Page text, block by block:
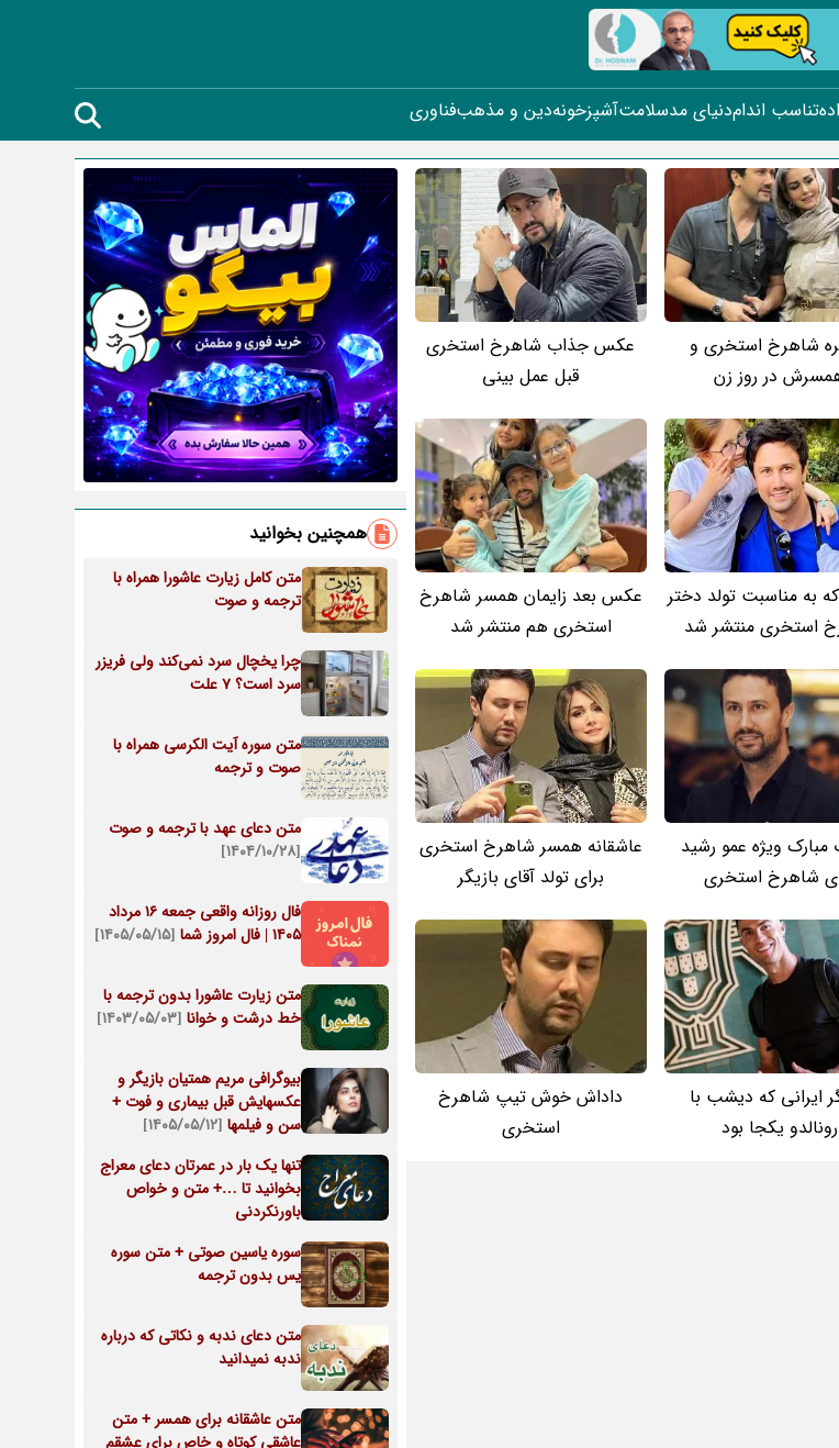
تناسب اندامدنیای مدسلامتآشپزخونهدین و مذهبفناوری
شاهرخ استخری و
در روز زن
عکس جذاب شاهرخ استخری
قبل عمل بینی
به مناسبت تولد دختر
استخری منتشر شد
عکس بعد زایمان همسر شاهرخ
استخری هم منتشر شد
مبارک ویژه عمو رشید
شاهرخ استخری
عاشقانه همسر شاهرخ استخری
برای تولد آقای بازیگر
ایرانی که دیشب با
رونالدو یکجا بود
داداش خوش تیپ شاهرخ
استخری
همچنین بخوانید
متن کامل زیارت عاشورا همراه با
ترجمه و صوت
چرا یخچال سرد نمی‌کند ولی فریزر
سرد است؟ 7 علت
متن سوره آیت الکرسی همراه با
صوت و ترجمه
متن دعای عهد با ترجمه و صوت
[۱۴۰۴/۱۰/۲۸]
فال روزانه واقعی جمعه ۱۶ مرداد
۱۴۰۵ | فال امروز شما
[۱۴۰۵/۰۵/۱۵]
متن زیارت عاشورا بدون ترجمه با
خط درشت و خوانا [۱۴۰۳/۰۵/۰۳]
بیوگرافی مریم همتیان بازیگر و
عکسهایش قبل بیماری و فوت +
سن و فیلمها [۱۴۰۵/۰۵/۱۲]
تنها یک بار در عمرتان دعای معراج
بخوانید تا …+ متن و خواص
باورنکردنی
سوره یاسین صوتی + متن سوره
یس بدون ترجمه
متن دعای ندبه و نکاتی که درباره
ندبه نمیدانید
متن عاشقانه برای همسر + متن
عاشقی کوتاه و خاص برای عشقم